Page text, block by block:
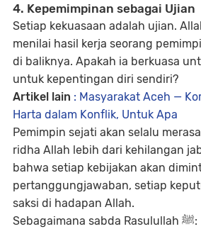
4. Kepemimpinan sebagai Ujian
Setiap kekuasaan adalah ujian.
menilai hasil kerja seorang
di baliknya. Apakah ia berkuasa
untuk kepentingan diri sendiri?
Artikel lain : Masyarakat Aceh —
Harta dalam Konflik, Untuk Apa
Pemimpin sejati akan selalu
ridha Allah lebih dari kehilangan
bahwa setiap kebijakan akan
pertanggungjawaban, setiap
saksi di hadapan Allah.
Sebagaimana sabda Rasulullah ﷺ: